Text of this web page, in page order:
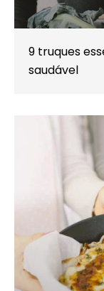
9 truques
saudável